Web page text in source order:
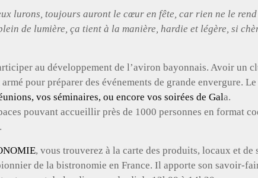
lurons, toujours auront le cœur en fête, car rien ne le
de lumière, ça tient à la manière, hardie et légère, si
au développement de l’aviron bayonnais. Avoir un
pour préparer des événements de grande envergure.
vos séminaires, ou encore vos soirées de Gala.
pouvant accueillir près de 1000 personnes en format
, vous trouverez à la carte des produits, locaux et
de la bistronomie en France. Il apporte son savoir-